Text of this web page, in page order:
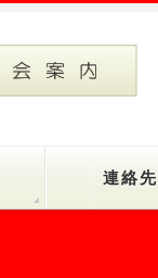
連絡先